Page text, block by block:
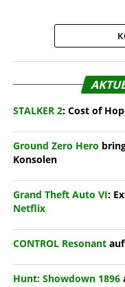
STALKER 2: Cost of
Ground Zero Hero
Konsolen
Grand Theft Auto VI:
Netflix
CONTROL Resonantauf
Hunt: Showdown 1896